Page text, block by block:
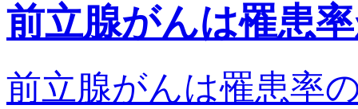
前立腺がんは罹患
前立腺がんは罹患率